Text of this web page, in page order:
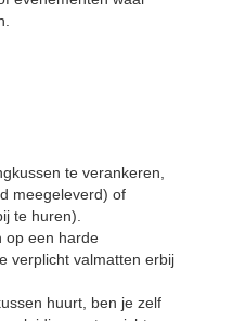
te verankeren
meegeleverd) of
te huren).
op een harde
verplicht valmatten erbij
huurt, ben je zelf